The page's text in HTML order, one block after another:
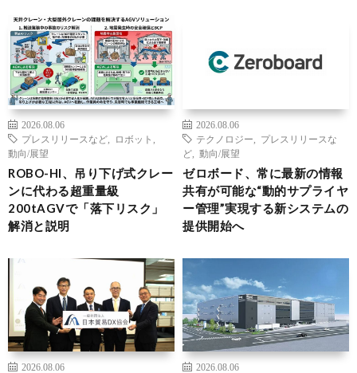
2026.08.06
プレスリリースなど
ロボット
動向/展望
ROBO-HI、吊り下げ式クレー
ンに代わる超重量級
200tAGVで「落下リスク」
解消と説明
2026.08.06
テクノロジー
プレスリリースな
ど
動向/展望
ゼロボード、常に最新の情報
共有が可能な“動的サプライヤ
ー管理”実現する新システムの
提供開始へ
2026.08.06
2026.08.06